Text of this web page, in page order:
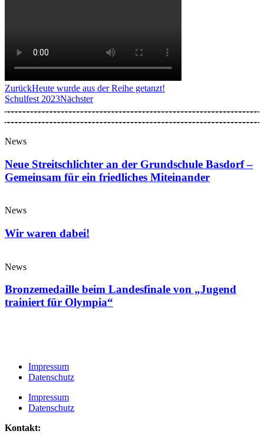
ZurückHeute wurde aus der Reihe getanzt!
Schulfest 2023Nächster
News
Neue Streitschlichter an der Grundschule Basdorf –
Gemeinsam für ein friedliches Miteinander
News
Wir waren dabei!
News
Bronzemedaille beim Landesfinale von „Jugend
trainiert für Olympia“
Impressum
Datenschutz
Impressum
Datenschutz
Kontakt: